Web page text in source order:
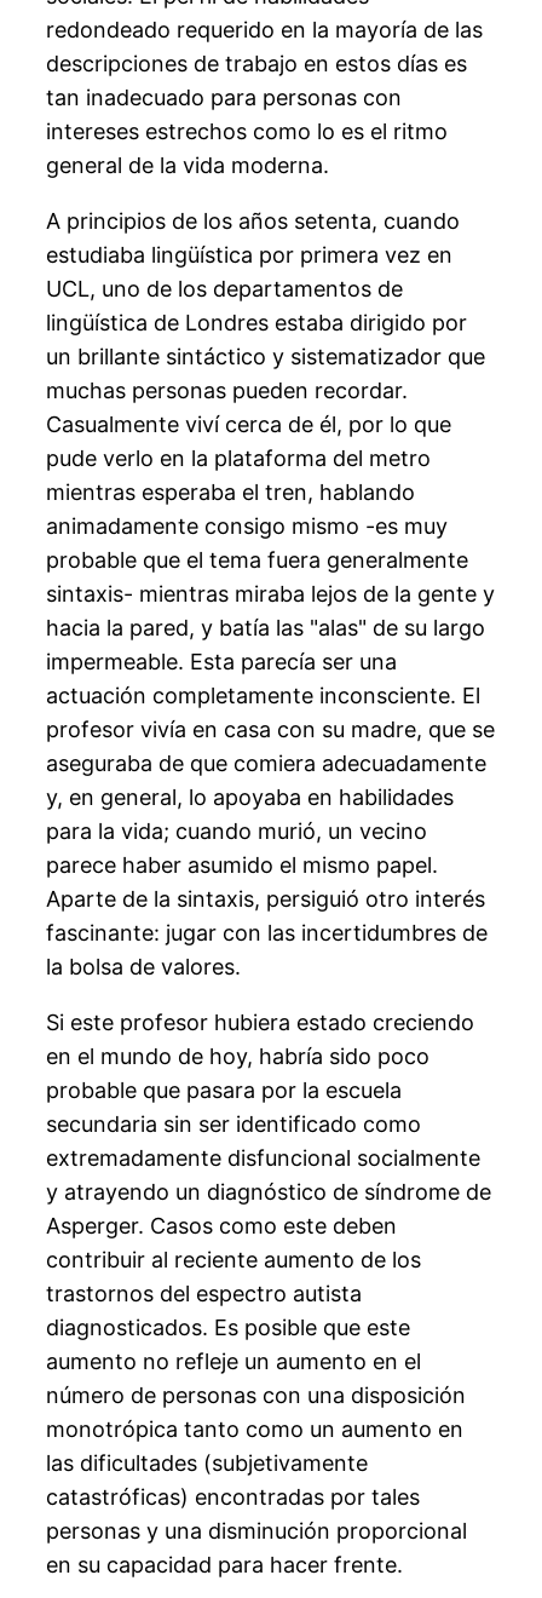
redondeado requerido en la mayoría de las
descripciones de trabajo en estos días es
tan inadecuado para personas con
intereses estrechos como lo es el ritmo
general de la vida moderna.
A principios de los años setenta, cuando
estudiaba lingüística por primera vez en
UCL, uno de los departamentos de
lingüística de Londres estaba dirigido por
un brillante sintáctico y sistematizador que
muchas personas pueden recordar.
Casualmente viví cerca de él, por lo que
pude verlo en la plataforma del metro
mientras esperaba el tren, hablando
animadamente consigo mismo -es muy
probable que el tema fuera generalmente
sintaxis- mientras miraba lejos de la gente y
hacia la pared, y batía las "alas" de su largo
impermeable. Esta parecía ser una
actuación completamente inconsciente. El
profesor vivía en casa con su madre, que se
aseguraba de que comiera adecuadamente
y, en general, lo apoyaba en habilidades
para la vida; cuando murió, un vecino
parece haber asumido el mismo papel.
Aparte de la sintaxis, persiguió otro interés
fascinante: jugar con las incertidumbres de
la bolsa de valores.
Si este profesor hubiera estado creciendo
en el mundo de hoy, habría sido poco
probable que pasara por la escuela
secundaria sin ser identificado como
extremadamente disfuncional socialmente
y atrayendo un diagnóstico de síndrome de
Asperger. Casos como este deben
contribuir al reciente aumento de los
trastornos del espectro autista
diagnosticados. Es posible que este
aumento no refleje un aumento en el
número de personas con una disposición
monotrópica tanto como un aumento en
las dificultades (subjetivamente
catastróficas) encontradas por tales
personas y una disminución proporcional
en su capacidad para hacer frente.